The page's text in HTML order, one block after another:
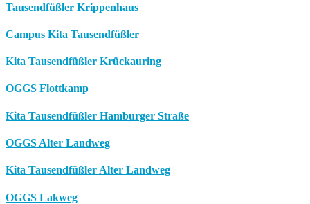
Tausendfüßler Krippenhaus
Campus Kita Tausendfüßler
Kita Tausendfüßler Krückauring
OGGS Flottkamp
Kita Tausendfüßler Hamburger Straße
OGGS Alter Landweg
Kita Tausendfüßler Alter Landweg
OGGS Lakweg